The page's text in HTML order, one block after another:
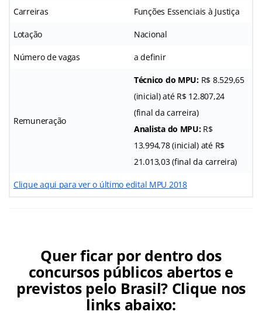
Carreiras Funções Essenciais à Justiça
Lotação Nacional
Número de vagas a definir
Remuneração
Técnico do MPU: R$ 8.529,65
(inicial) até R$ 12.807,24
(final da carreira)
Analista do MPU: R$
13.994,78 (inicial) até R$
21.013,03 (final da carreira)
Clique aqui para ver o último edital MPU 2018
Quer ficar por dentro dos
concursos públicos abertos e
previstos pelo Brasil? Clique nos
links abaixo: